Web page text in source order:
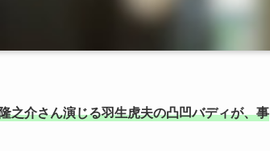
之介さん演じる羽生虎夫の凸凹バディが、事